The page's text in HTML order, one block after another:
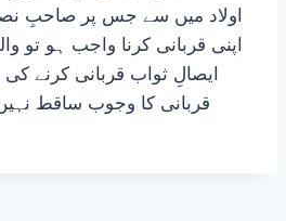
اولاد میں سے جس پر صاحبِ
اپنی قربانی کرنا واجب ہو
ایصالِ ثواب قربانی کرنے
قربانی کا وجوب ساقط